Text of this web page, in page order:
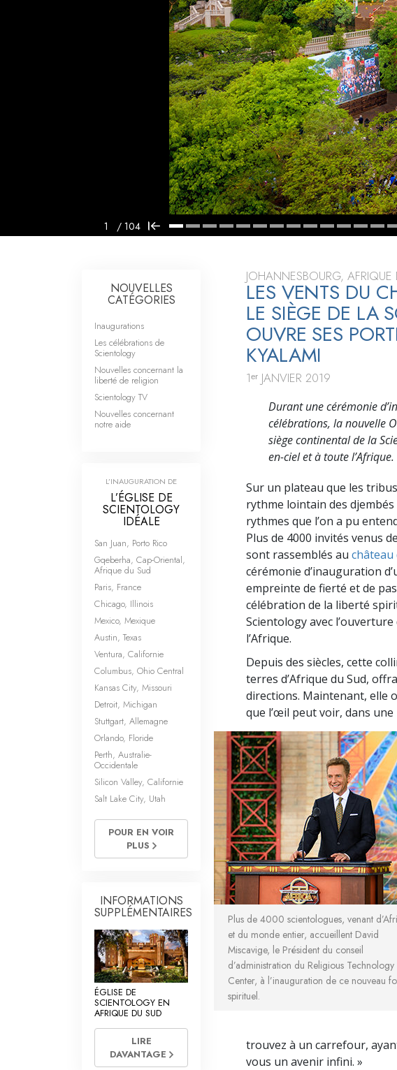
Qu’est-ce que la grandeur ?
1 / 104
JOHANNESBOURG, AFRIQUE
LES VENTS DU
LE SIÈGE DE LA
OUVRE SES
KYALAMI
1ᵉʳ JANVIER 2019
Durant une cérémonie
célébrations, la nouvelle
siège continental de la
en-ciel et à toute l’Afrique.
Sur un plateau que les
rythme lointain des
rythmes que l’on a pu
Plus de 4000 invités venus
sont rassemblés au château
cérémonie d’inauguration
empreinte de fierté et de
célébration de la liberté
Scientology avec
l’Afrique.
Depuis des siècles, cette
terres d’Afrique du Sud,
directions. Maintenant, elle
que l’œil peut voir, dans
Plus de 4000 scientologues, venant
et du monde entier, accueillent David
Miscavige, le Président du conseil
d’administration du Religious Technology
Center, à l’inauguration de ce nouveau
spirituel.
trouvez à un carrefour,
vous un avenir infini. »
NOUVELLES
CATÉGORIES
Inaugurations
Les célébrations de
Scientology
Nouvelles concernant la
liberté de religion
Scientology TV
Nouvelles concernant
notre aide
L’INAUGURATION DE
L’ÉGLISE DE
SCIENTOLOGY
IDÉALE
San Juan, Porto Rico
Gqeberha, Cap-Oriental,
Afrique du Sud
Paris, France
Chicago, Illinois
Mexico, Mexique
Austin, Texas
Ventura, Californie
Columbus, Ohio Central
Kansas City, Missouri
Detroit, Michigan
Stuttgart, Allemagne
Orlando, Floride
Perth, Australie-
Occidentale
Silicon Valley, Californie
Salt Lake City, Utah
POUR EN VOIR
PLUS
INFORMATIONS
SUPPLÉMENTAIRES
ÉGLISE DE
SCIENTOLOGY EN
AFRIQUE DU SUD
LIRE
DAVANTAGE